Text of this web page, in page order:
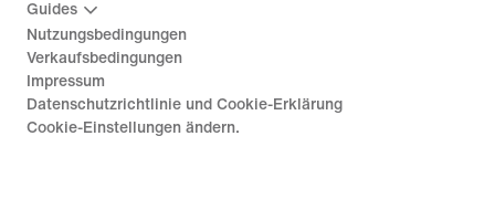
Guides
Nutzungsbedingungen
Verkaufsbedingungen
Impressum
Datenschutzrichtlinie und Cookie-Erklärung
Cookie-Einstellungen ändern.